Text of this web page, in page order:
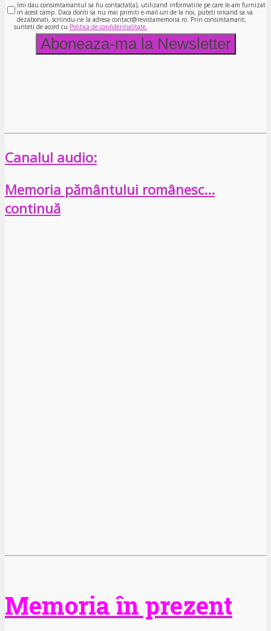
Imi dau consimtamantul sa fiu contactat(a), utilizand informatiile pe care le-am furnizat
in acest camp. Daca doriti sa nu mai primiti e-mail-uri de la noi, puteti oricand sa va
dezabonati, scriindu-ne la adresa contact@revistamemoria.ro. Prin consimtamant,
sunteti de acord cu Politica de confidentialitate.
Canalul audio:
Memoria pământului românesc…
continuă
Memoria în prezent